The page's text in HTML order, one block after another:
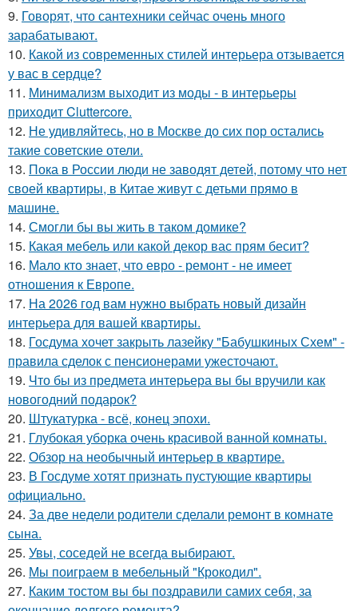
9. Говорят, что сантехники сейчас очень много
зарабатывают.
10. Какой из современных стилей интерьера отзывается
у вас в сердце?
11. Минимализм выходит из моды - в интерьеры
приходит Cluttercore.
12. Не удивляйтесь, но в Москве до сих пор остались
такие советские отели.
13. Пока в России люди не заводят детей, потому что нет
своей квартиры, в Китае живут с детьми прямо в
машине.
14. Смогли бы вы жить в таком домике?
15. Какая мебель или какой декор вас прям бесит?
16. Мало кто знает, что евро - ремонт - не имеет
отношения к Европе.
17. На 2026 год вам нужно выбрать новый дизайн
интерьера для вашей квартиры.
18. Госдума хочет закрыть лазейку "Бабушкиных Схем" -
правила сделок с пенсионерами ужесточают.
19. Что бы из предмета интерьера вы бы вручили как
новогодний подарок?
20. Штукатурка - всё, конец эпохи.
21. Глубокая уборка очень красивой ванной комнаты.
22. Обзор на необычный интерьер в квартире.
23. В Госдуме хотят признать пустующие квартиры
официально.
24. За две недели родители сделали ремонт в комнате
сына.
25. Увы, соседей не всегда выбирают.
26. Мы поиграем в мебельный "Крокодил".
27. Каким тостом вы бы поздравили самих себя, за